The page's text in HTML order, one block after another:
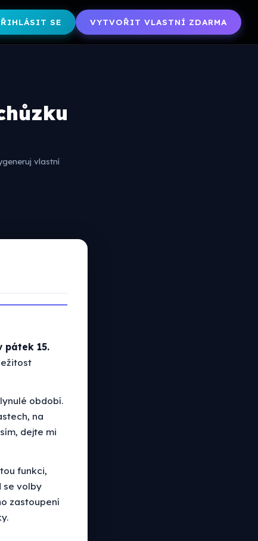
SE VYTVOŘIT VLASTNÍ ZDARMA
vlastní
pátek 15.
období.
na
dejte mi
funkci,
se volby
zastoupení